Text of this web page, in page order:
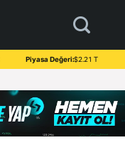
Piyasa Değeri:$2.21 T